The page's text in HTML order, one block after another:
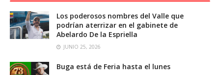
Los poderosos nombres del Valle que
podrían aterrizar en el gabinete de
Abelardo De la Espriella
JUNIO 25, 2026
Buga está de Feria hasta el lunes